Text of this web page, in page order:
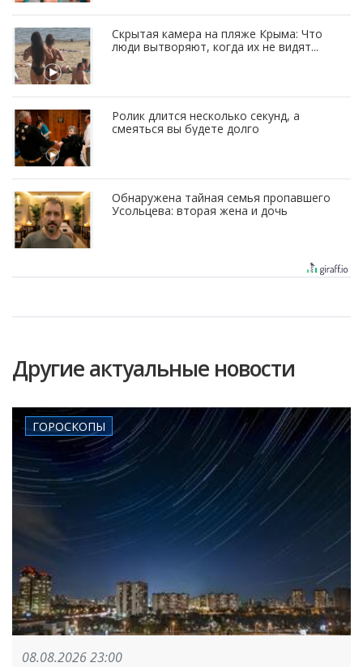
Скрытая камера на пляже Крыма: Что
люди вытворяют, когда их не видят...
Ролик длится несколько секунд, а
смеяться вы будете долго
Обнаружена тайная семья пропавшего
Усольцева: вторая жена и дочь
Другие актуальные новости
ГОРОСКОПЫ
08.08.2026 23:00